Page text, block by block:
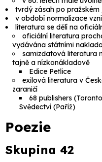
tvrdý zásah po pražském
v období normalizace
literatura se dělí na
oficiální literatura
vydávána státními
samizdatová literatura
tajně a nízkonákladově
Edice Petlice
exilová literatura v
zaraničí
68 publishers
Svědectví (Paříž)
Poezie
Skupina 42